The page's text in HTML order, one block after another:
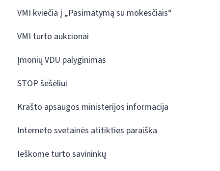
VMI kviečia į „Pasimatymą su mokesčiais“
VMI turto aukcionai
Įmonių VDU palyginimas
STOP šešėliui
Krašto apsaugos ministerijos informacija
Interneto svetainės atitikties paraiška
Ieškome turto savininkų